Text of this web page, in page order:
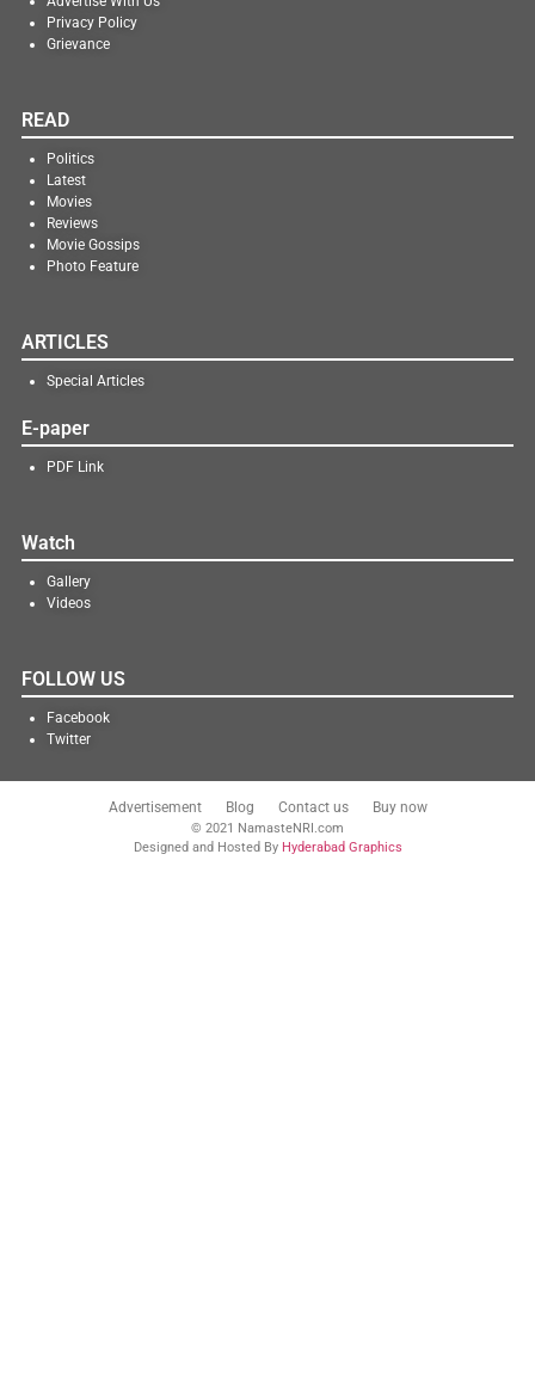
Privacy Policy
Grievance
READ
Politics
Latest
Movies
Reviews
Movie Gossips
Photo Feature
ARTICLES
Special Articles
E-paper
PDF Link
Watch
Gallery
Videos
FOLLOW US
Facebook
Twitter
Advertisement Blog Contact us Buy now
© 2021 NamasteNRI.com
Designed and Hosted By Hyderabad Graphics